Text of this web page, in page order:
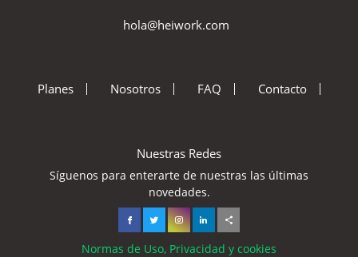
hola@heiwork.com
Planes Nosotros FAQ Contacto
Nuestras Redes
Síguenos para enterarte de nuestras las últimas
novedades.
Normas de Uso, Privacidad y cookies